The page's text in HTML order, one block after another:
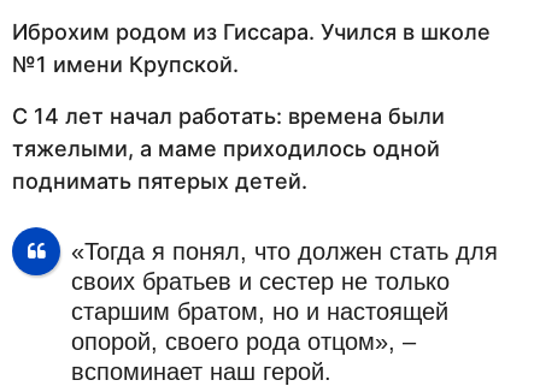
Иброхим родом из Гиссара. Учился в школе
№1 имени Крупской.
С 14 лет начал работать: времена были
тяжелыми, а маме приходилось одной
поднимать пятерых детей.
«Тогда я понял, что должен стать для
своих братьев и сестер не только
старшим братом, но и настоящей
опорой, своего рода отцом», –
вспоминает наш герой.